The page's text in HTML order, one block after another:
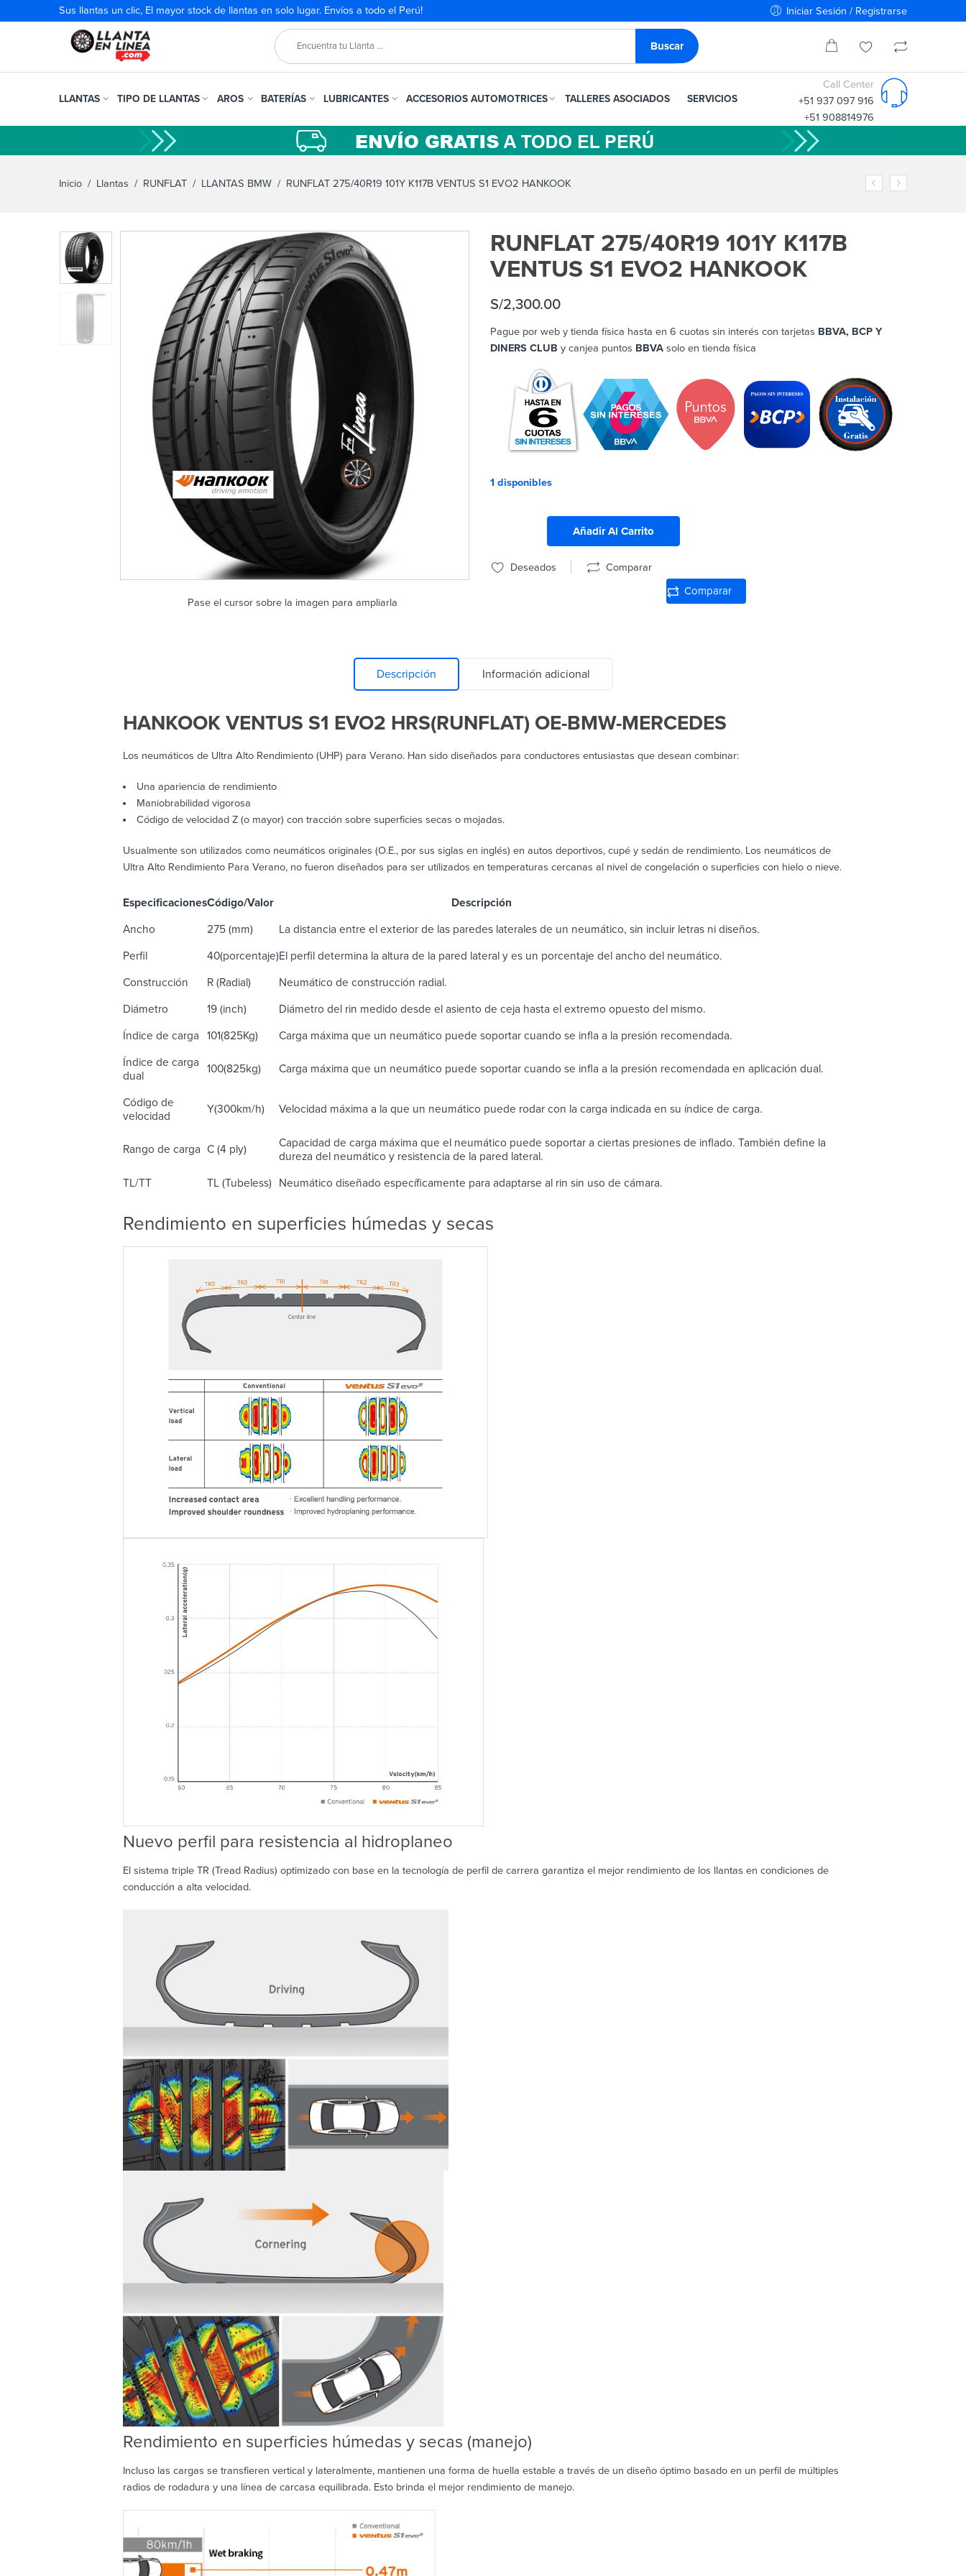
Sus llantas un clic, El mayor stock de llantas en solo lugar. Envíos a todo el Perú! Iniciar Sesión / Registrarse
LLANTAS TIPO DE LLANTAS AROS BATERÍAS LUBRICANTES ACCESORIOS AUTOMOTRICES TALLERES ASOCIADOS SERVICIOS
Call Center
+51 937 097 916
+51 908814976
Inicio / Llantas / RUNFLAT / LLANTAS BMW / RUNFLAT 275/40R19 101Y K117B VENTUS S1 EVO2 HANKOOK
Pase el cursor sobre la imagen para ampliarla
RUNFLAT 275/40R19 101Y K117B
VENTUS S1 EVO2 HANKOOK
S/2,300.00
Pague por web y tienda física hasta en 6 cuotas sin interés con tarjetas BBVA, BCP Y
DINERS CLUB y canjea puntos BBVA solo en tienda física
1 disponibles
Añadir Al Carrito
Deseados Comparar
Comparar
Descripción Información adicional
HANKOOK VENTUS S1 EVO2 HRS(RUNFLAT) OE-BMW-MERCEDES
Los neumáticos de Ultra Alto Rendimiento (UHP) para Verano. Han sido diseñados para conductores entusiastas que desean combinar:
Una apariencia de rendimiento
Maniobrabilidad vigorosa
Código de velocidad Z (o mayor) con tracción sobre superficies secas o mojadas.
Usualmente son utilizados como neumáticos originales (O.E., por sus siglas en inglés) en autos deportivos, cupé y sedán de rendimiento. Los neumáticos de
Ultra Alto Rendimiento Para Verano, no fueron diseñados para ser utilizados en temperaturas cercanas al nivel de congelación o superficies con hielo o nieve.
EspecificacionesCódigo/Valor Descripción
Ancho 275 (mm) La distancia entre el exterior de las paredes laterales de un neumático, sin incluir letras ni diseños.
Perfil 40(porcentaje)El perfil determina la altura de la pared lateral y es un porcentaje del ancho del neumático.
Construcción R (Radial) Neumático de construcción radial.
Diámetro 19 (inch) Diámetro del rin medido desde el asiento de ceja hasta el extremo opuesto del mismo.
Índice de carga 101(825Kg) Carga máxima que un neumático puede soportar cuando se infla a la presión recomendada.
Índice de carga
dual
100(825kg) Carga máxima que un neumático puede soportar cuando se infla a la presión recomendada en aplicación dual.
Código de
velocidad
Y(300km/h) Velocidad máxima a la que un neumático puede rodar con la carga indicada en su índice de carga.
Rango de carga C (4 ply)
Capacidad de carga máxima que el neumático puede soportar a ciertas presiones de inflado. También define la
dureza del neumático y resistencia de la pared lateral.
TL/TT TL (Tubeless) Neumático diseñado específicamente para adaptarse al rin sin uso de cámara.
Rendimiento en superficies húmedas y secas
Nuevo perfil para resistencia al hidroplaneo
El sistema triple TR (Tread Radius) optimizado con base en la tecnología de perfil de carrera garantiza el mejor rendimiento de los llantas en condiciones de
conducción a alta velocidad.
Rendimiento en superficies húmedas y secas (manejo)
Incluso las cargas se transfieren vertical y lateralmente, mantienen una forma de huella estable a través de un diseño óptimo basado en un perfil de múltiples
radios de rodadura y una línea de carcasa equilibrada. Esto brinda el mejor rendimiento de manejo.